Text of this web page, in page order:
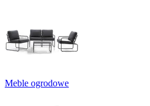
Meble ogrodowe